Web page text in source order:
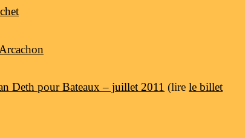
Deth pour Bateaux – juillet 2011 (lire le billet